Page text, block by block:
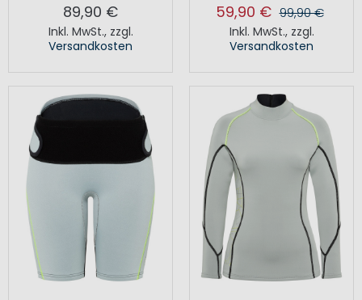
89,90 €
Inkl. MwSt., zzgl.
Versandkosten
59,90 € 99,90 €
Inkl. MwSt., zzgl.
Versandkosten